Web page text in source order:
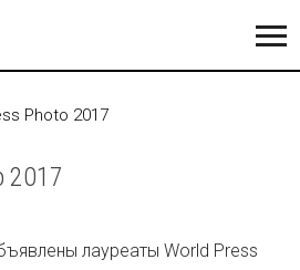
Photo 2017
2017
лауреаты World Press